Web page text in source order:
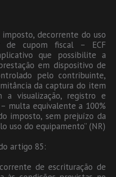
decorrente do uso
de cupom fiscal – ECF
que possibilite a
em dispositivo de
pelo contribuinte,
da captura do item
visualização, registro e
multa equivalente a 100%
imposto, sem prejuízo da
uso do equipamento” (NR)
artigo 85:
de escrituração de